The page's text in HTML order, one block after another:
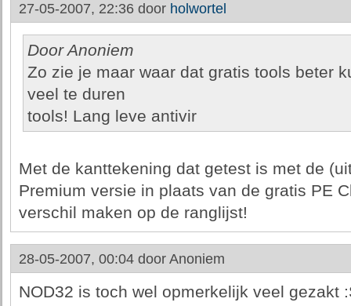
27-05-2007, 22:36 door holwortel
Door Anoniem
Zo zie je maar waar dat gratis tools beter
veel te duren
tools! Lang leve antivir
Met de kanttekening dat getest is met de
Premium versie in plaats van de gratis PE
verschil maken op de ranglijst!
28-05-2007, 00:04 door Anoniem
NOD32 is toch wel opmerkelijk veel gezakt